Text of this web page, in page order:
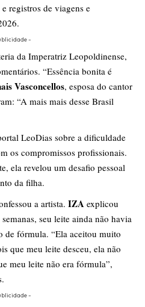
e registros de viagens e
-
da Imperatriz Leopoldinense,
“Essência bonita é
Vasconcellos, esposa do cantor
“A mais mais desse Brasil
LeoDias sobre a dificuldade
os compromissos profissionais.
ela revelou um desafio pessoal
da filha.
a artista. IZA explicou
seu leite ainda não havia
de fórmula. “Ela aceitou muito
que meu leite desceu, ela não
meu leite não era fórmula”,
-